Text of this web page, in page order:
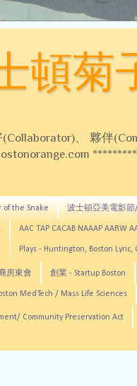
頓菊
、 夥伴
of the Snake 波士頓亞美電影
AAC TAP CACAB NAAAP AARW
Plays - Huntington, Boston Lyric,
房東會 創業 - Startup Boston
MedTech / Mass Life Sciences
Community Preservation Act